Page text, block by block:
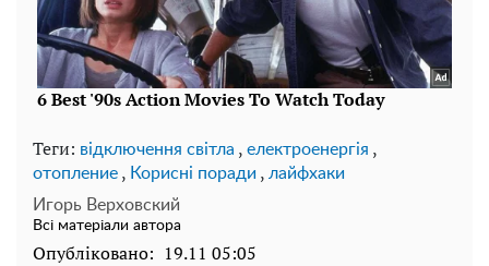
Теги: відключення світла , електроенергія ,
отопление , Корисні поради , лайфхаки
Игорь Верховский
Всі матеріали автора
Опубліковано: 19.11 05:05